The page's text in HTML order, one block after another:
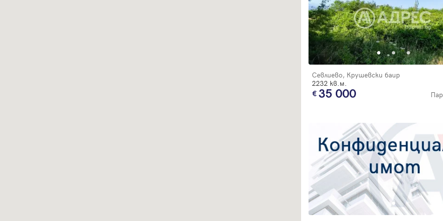
Севлиево, Крушевски баир
2232 кв.м.
35 000